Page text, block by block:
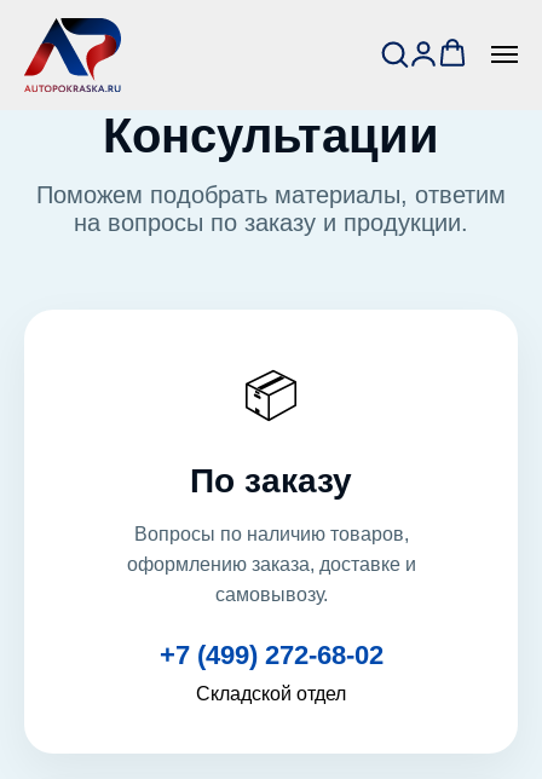
Консультации
Поможем подобрать материалы, ответим
на вопросы по заказу и продукции.
📦
По заказу
Вопросы по наличию товаров,
оформлению заказа, доставке и
самовывозу.
+7 (499) 272-68-02
Складской отдел